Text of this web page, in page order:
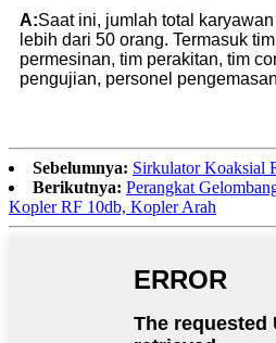
A:Saat ini, jumlah total
lebih dari 50 orang. Termasuk
permesinan, tim perakitan, tim
pengujian, personel
Sebelumnya: Sirkulator Koaksial
Berikutnya: Perangkat
Kopler RF 10db, Kopler Arah